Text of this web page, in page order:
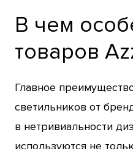
В чем
товаров
Главное
светильников от
в нетривиальности
используются не